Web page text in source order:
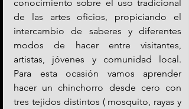
conocimiento sobre el uso tradicional
de las artes oficios, propiciando el
intercambio de saberes y diferentes
modos de hacer entre visitantes,
artistas, jóvenes y comunidad local.
Para esta ocasión vamos aprender
hacer un chinchorro desde cero con
tres tejidos distintos ( mosquito, rayas y